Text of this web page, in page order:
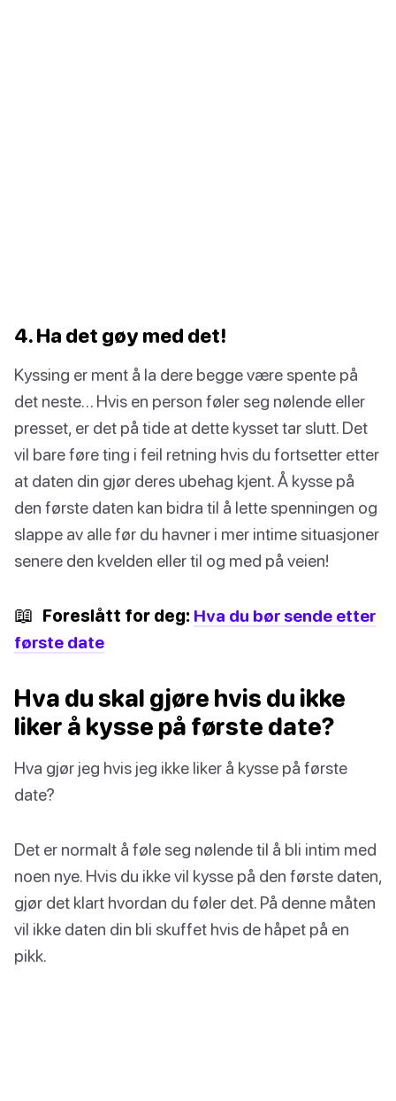
4. Ha det gøy med det!
Kyssing er ment å la dere begge være spente på
det neste… Hvis en person føler seg nølende eller
presset, er det på tide at dette kysset tar slutt. Det
vil bare føre ting i feil retning hvis du fortsetter etter
at daten din gjør deres ubehag kjent. Å kysse på
den første daten kan bidra til å lette spenningen og
slappe av alle før du havner i mer intime situasjoner
senere den kvelden eller til og med på veien!
📖 Foreslått for deg: Hva du bør sende etter
første date
Hva du skal gjøre hvis du ikke
liker å kysse på første date?
Hva gjør jeg hvis jeg ikke liker å kysse på første
date?
Det er normalt å føle seg nølende til å bli intim med
noen nye. Hvis du ikke vil kysse på den første daten,
gjør det klart hvordan du føler det. På denne måten
vil ikke daten din bli skuffet hvis de håpet på en
pikk.